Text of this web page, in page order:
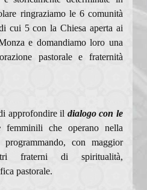
ringraziamo le 6 comunità
cui 5 con la Chiesa aperta ai
e domandiamo loro una
pastorale e fraternità
approfondire il dialogo con le
femminili che operano nella
programmando, con maggior
fraterni di spiritualità,
pastorale.